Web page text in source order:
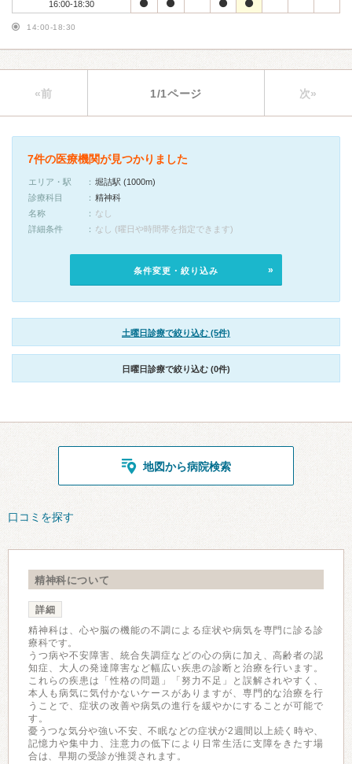
16:00-18:30
14:00-18:30
«前 1/1ページ 次»
7件の医療機関が見つかりました
エリア・駅
堀詰駅 (1000m)
診療科目
精神科
名称
なし
詳細条件
なし (曜日や時間帯を指定できます)
条件変更・絞り込み
土曜日診療で絞り込む (5件)
日曜日診療で絞り込む (0件)
地図から病院検索
口コミを探す
精神科について
詳細
精神科は、心や脳の機能の不調による症状や病気を専門に診る診
療科です。
うつ病や不安障害、統合失調症などの心の病に加え、高齢者の認
知症、大人の発達障害など幅広い疾患の診断と治療を行います。
これらの疾患は「性格の問題」「努力不足」と誤解されやすく、
本人も病気に気付かないケースがありますが、専門的な治療を行
うことで、症状の改善や病気の進行を緩やかにすることが可能で
す。
憂うつな気分や強い不安、不眠などの症状が2週間以上続く時や、
記憶力や集中力、注意力の低下により日常生活に支障をきたす場
合は、早期の受診が推奨されます。